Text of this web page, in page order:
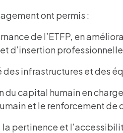
ont permis :
de l’ETFP, en
d’insertion
infrastructures et des
du capital humain en
et le renforcement de
pertinence et